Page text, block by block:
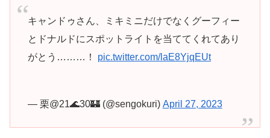
キャンドゥさん、ミキミニだけでなくグーフィー
とドナルドにスポットライトを当ててくれてあり
がとう………！ pic.twitter.com/laE8YjqEUt
— 栗@21🌊30🏰 (@sengokuri) April 27, 2023